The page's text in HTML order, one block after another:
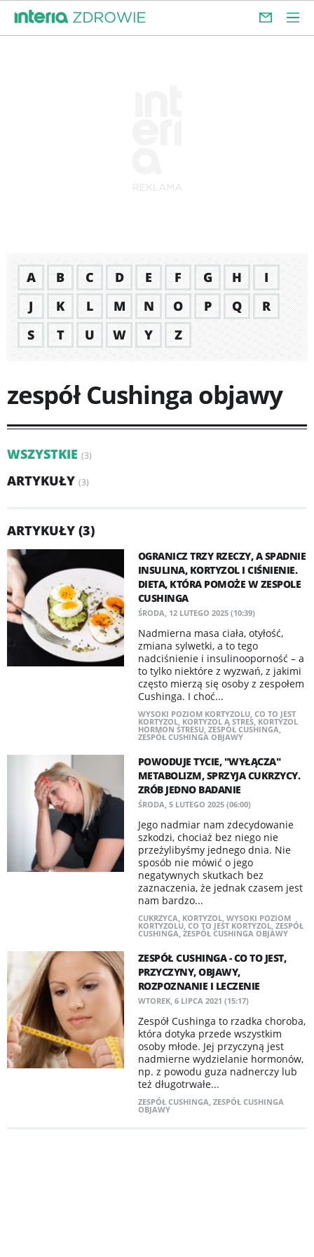
A B C D E F G H
I
J
K L M N O P Q
R
S
T U W Y Z
zespół Cushinga objawy
WSZYSTKIE (3)
ARTYKUŁY (3)
ARTYKUŁY (3)
OGRANICZ TRZY RZECZY, A SPADNIE
INSULINA, KORTYZOL I CIŚNIENIE.
DIETA, KTÓRA POMOŻE W ZESPOLE
CUSHINGA
ŚRODA, 12 LUTEGO 2025 (10:39)
Nadmierna masa ciała, otyłość,
zmiana sylwetki, a to tego
nadciśnienie i insulinooporność – a
to tylko niektóre z wyzwań, z jakimi
często mierzą się osoby z zespołem
Cushinga. I choć...
WYSOKI POZIOM KORTYZOLU, CO TO JEST
KORTYZOL, KORTYZOL A STRES, KORTYZOL
HORMON STRESU, ZESPÓŁ CUSHINGA,
ZESPÓŁ CUSHINGA OBJAWY
POWODUJE TYCIE, "WYŁĄCZA"
METABOLIZM, SPRZYJA CUKRZYCY.
ZRÓB JEDNO BADANIE
ŚRODA, 5 LUTEGO 2025 (06:00)
Jego nadmiar nam zdecydowanie
szkodzi, chociaż bez niego nie
przeżylibyśmy jednego dnia. Nie
sposób nie mówić o jego
negatywnych skutkach bez
zaznaczenia, że jednak czasem jest
nam bardzo...
CUKRZYCA, KORTYZOL, WYSOKI POZIOM
KORTYZOLU, CO TO JEST KORTYZOL, ZESPÓŁ
CUSHINGA, ZESPÓŁ CUSHINGA OBJAWY
ZESPÓŁ CUSHINGA - CO TO JEST,
PRZYCZYNY, OBJAWY,
ROZPOZNANIE I LECZENIE
WTOREK, 6 LIPCA 2021 (15:17)
Zespół Cushinga to rzadka choroba,
która dotyka przede wszystkim
osoby młode. Jej przyczyną jest
nadmierne wydzielanie hormonów,
np. z powodu guza nadnerczy lub
też długotrwałe...
ZESPÓŁ CUSHINGA, ZESPÓŁ CUSHINGA
OBJAWY